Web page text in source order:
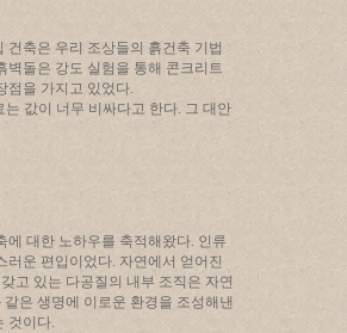
축은 우리 조상들의 흙건축 기법
벽돌은 강도 실험을 통해 콘크리트
점을 가지고 있었다.
값이 너무 비싸다고 한다. 그 대안
에 대한 노하우를 축적해왔다. 인류
운 편입이었다. 자연에서 얻어진
고 있는 다공질의 내부 조직은 자연
은 생명에 이로운 환경을 조성해낸
것이다.